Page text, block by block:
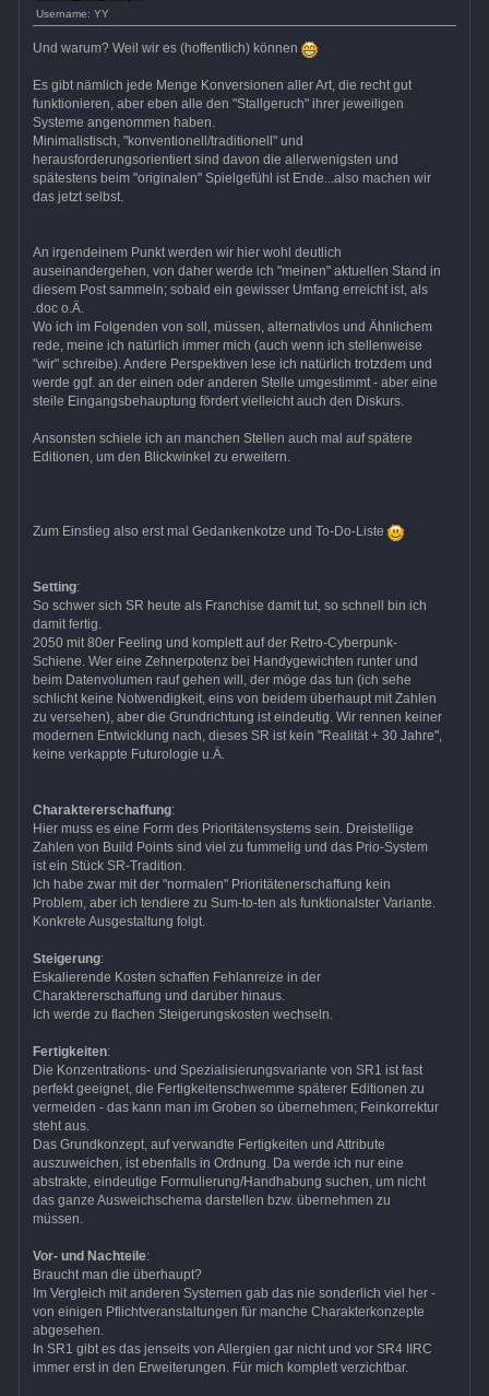
Username: YY
Und warum? Weil wir es (hoffentlich) können
Es gibt nämlich jede Menge Konversionen aller Art, die recht gut
funktionieren, aber eben alle den "Stallgeruch" ihrer jeweiligen
Systeme angenommen haben.
Minimalistisch, "konventionell/traditionell" und
herausforderungsorientiert sind davon die allerwenigsten und
spätestens beim "originalen" Spielgefühl ist Ende...also machen wir
das jetzt selbst.
An irgendeinem Punkt werden wir hier wohl deutlich
auseinandergehen, von daher werde ich "meinen" aktuellen Stand in
diesem Post sammeln; sobald ein gewisser Umfang erreicht ist, als
.doc o.Ä.
Wo ich im Folgenden von soll, müssen, alternativlos und Ähnlichem
rede, meine ich natürlich immer mich (auch wenn ich stellenweise
"wir" schreibe). Andere Perspektiven lese ich natürlich trotzdem und
werde ggf. an der einen oder anderen Stelle umgestimmt - aber eine
steile Eingangsbehauptung fördert vielleicht auch den Diskurs.
Ansonsten schiele ich an manchen Stellen auch mal auf spätere
Editionen, um den Blickwinkel zu erweitern.
Zum Einstieg also erst mal Gedankenkotze und To-Do-Liste
Setting:
So schwer sich SR heute als Franchise damit tut, so schnell bin ich
damit fertig.
2050 mit 80er Feeling und komplett auf der Retro-Cyberpunk-
Schiene. Wer eine Zehnerpotenz bei Handygewichten runter und
beim Datenvolumen rauf gehen will, der möge das tun (ich sehe
schlicht keine Notwendigkeit, eins von beidem überhaupt mit Zahlen
zu versehen), aber die Grundrichtung ist eindeutig. Wir rennen keiner
modernen Entwicklung nach, dieses SR ist kein "Realität + 30 Jahre",
keine verkappte Futurologie u.Ä.
Charaktererschaffung:
Hier muss es eine Form des Prioritätensystems sein. Dreistellige
Zahlen von Build Points sind viel zu fummelig und das Prio-System
ist ein Stück SR-Tradition.
Ich habe zwar mit der "normalen" Prioritätenerschaffung kein
Problem, aber ich tendiere zu Sum-to-ten als funktionalster Variante.
Konkrete Ausgestaltung folgt.
Steigerung:
Eskalierende Kosten schaffen Fehlanreize in der
Charaktererschaffung und darüber hinaus.
Ich werde zu flachen Steigerungskosten wechseln.
Fertigkeiten:
Die Konzentrations- und Spezialisierungsvariante von SR1 ist fast
perfekt geeignet, die Fertigkeitenschwemme späterer Editionen zu
vermeiden - das kann man im Groben so übernehmen; Feinkorrektur
steht aus.
Das Grundkonzept, auf verwandte Fertigkeiten und Attribute
auszuweichen, ist ebenfalls in Ordnung. Da werde ich nur eine
abstrakte, eindeutige Formulierung/Handhabung suchen, um nicht
das ganze Ausweichschema darstellen bzw. übernehmen zu
müssen.
Vor- und Nachteile:
Braucht man die überhaupt?
Im Vergleich mit anderen Systemen gab das nie sonderlich viel her -
von einigen Pflichtveranstaltungen für manche Charakterkonzepte
abgesehen.
In SR1 gibt es das jenseits von Allergien gar nicht und vor SR4 IIRC
immer erst in den Erweiterungen. Für mich komplett verzichtbar.